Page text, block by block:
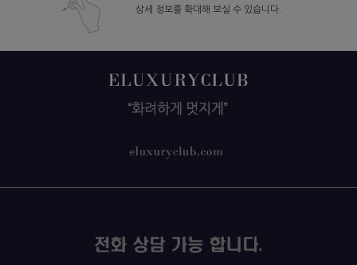
상세 정보를 확대해 보실 수 있습니다.